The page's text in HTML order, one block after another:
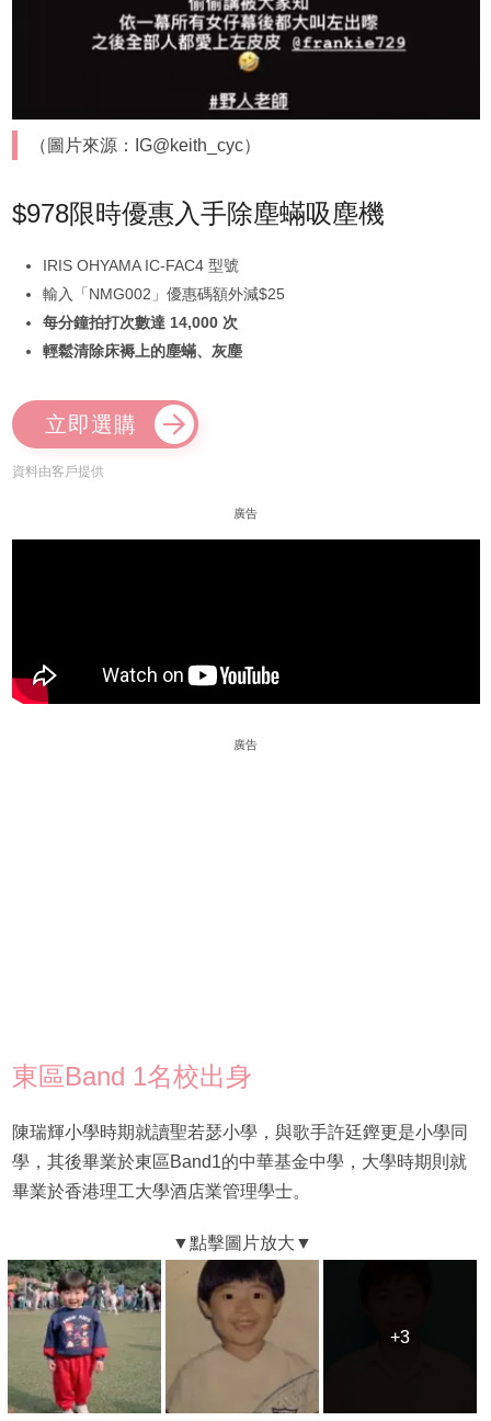
（圖片來源：IG@keith_cyc）
$978限時優惠入手除塵蟎吸塵機
IRIS OHYAMA IC-FAC4 型號
輸入「NMG002」優惠碼額外減$25
每分鐘拍打次數達 14,000 次
輕鬆清除床褥上的塵蟎、灰塵
立即選購
資料由客戶提供
廣告
廣告
東區Band 1名校出身
陳瑞輝小學時期就讀聖若瑟小學，與歌手許廷鏗更是小學同
學，其後畢業於東區Band1的中華基金中學，大學時期則就
畢業於香港理工大學酒店業管理學士。
+3
+3